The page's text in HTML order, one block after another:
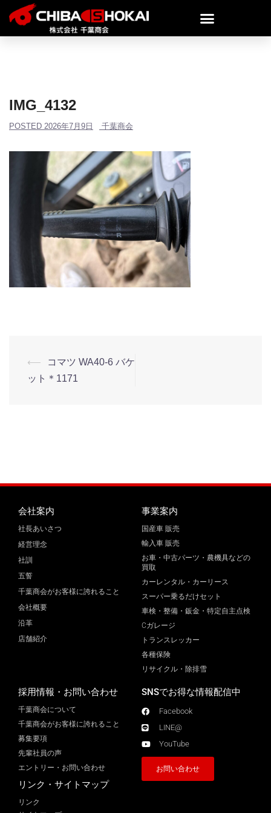
IMG_4132
POSTED 2026年7月9日 千葉商会
⟵
コマツ WA40-6 バケ
ット＊1171
会社案内
社長あいさつ
経営理念
社訓
五誓
千葉商会がお客様に誇れること
会社概要
沿革
店舗紹介
事業案内
国産車 販売
輸入車 販売
お車・中古パーツ・農機具などの
買取
カーレンタル・カーリース
スーパー乗るだけセット
車検・整備・鈑金・特定自主点検
Cガレージ
トランスレッカー
各種保険
リサイクル・除排雪
採用情報・お問い合わせ
千葉商会について
千葉商会がお客様に誇れること​
募集要項
先輩社員の声
エントリー・お問い合わせ
リンク・サイトマップ
リンク
SNSでお得な情報配信中
Facebook
LINE@
YouTube
お問い合わせ